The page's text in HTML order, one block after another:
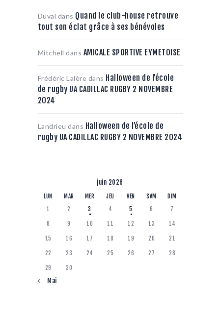
Duval dans Quand le club-house retrouve
tout son éclat grâce à ses bénévoles
Mitchell dans AMICALE SPORTIVE EYMETOISE
Frédéric Lalère dans Halloween de l’école
de rugby UA CADILLAC RUGBY 2 NOVEMBRE
2024
Landrieu dans Halloween de l’école de
rugby UA CADILLAC RUGBY 2 NOVEMBRE 2024
juin 2026
LUN MAR MER JEU VEN SAM
DIM
1
2 3 4 5 6 7
8 9 10 11 12 13 14
15 16 17 18 19 20 21
22 23 24 25 26 27 28
29 30
« Mai